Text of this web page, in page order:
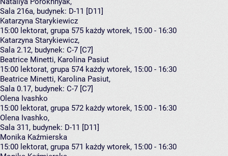
Sala 216a, budynek: D-11 [D11]
Katarzyna Starykiewicz
15:00 lektorat, grupa 575 każdy wtorek, 15:00 - 16:30
Katarzyna Starykiewicz,
Sala 2.12, budynek: C-7 [C7]
Beatrice Minetti, Karolina Pasiut
15:00 lektorat, grupa 574 każdy wtorek, 15:00 - 16:30
Beatrice Minetti, Karolina Pasiut,
Sala 0.17, budynek: C-7 [C7]
Olena Ivashko
15:00 lektorat, grupa 572 każdy wtorek, 15:00 - 16:30
Olena Ivashko,
Sala 311, budynek: D-11 [D11]
Monika Kaźmierska
15:00 lektorat, grupa 571 każdy wtorek, 15:00 - 16:30